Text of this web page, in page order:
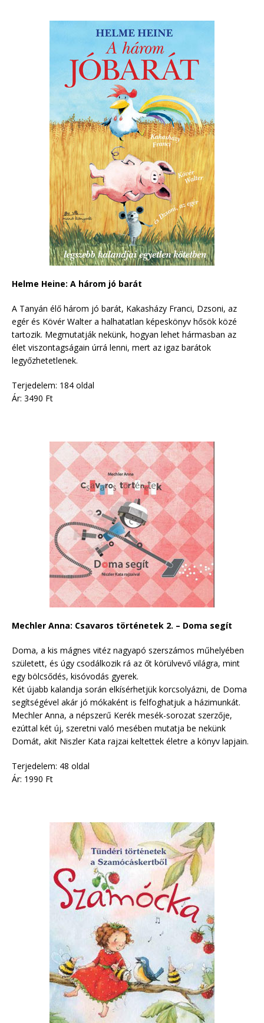
Helme Heine: A három jó barát
A Tanyán élő három jó barát, Kakasházy Franci, Dzsoni, az
egér és Kövér Walter a halhatatlan képeskönyv hősök közé
tartozik. Megmutatják nekünk, hogyan lehet hármasban az
élet viszontagságain úrrá lenni, mert az igaz barátok
legyőzhetetlenek.
Terjedelem: 184 oldal
Ár: 3490 Ft
Mechler Anna: Csavaros történetek 2. – Doma segít
Doma, a kis mágnes vitéz nagyapó szerszámos műhelyében
született, és úgy csodálkozik rá az őt körülvevő világra, mint
egy bölcsődés, kisóvodás gyerek.
Két újabb kalandja során elkísérhetjük korcsolyázni, de Doma
segítségével akár jó mókaként is felfoghatjuk a házimunkát.
Mechler Anna, a népszerű Kerék mesék-sorozat szerzője,
ezúttal két új, szeretni való mesében mutatja be nekünk
Domát, akit Niszler Kata rajzai keltettek életre a könyv lapjain.
Terjedelem: 48 oldal
Ár: 1990 Ft